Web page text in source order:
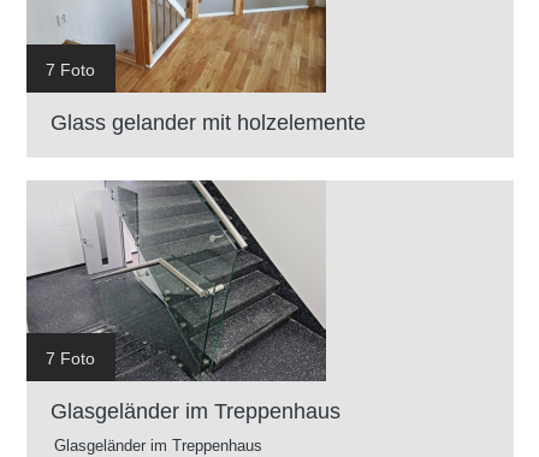
7 Foto
Glass gelander mit holzelemente
7 Foto
Glasgeländer im Treppenhaus
Glasgeländer im Treppenhaus